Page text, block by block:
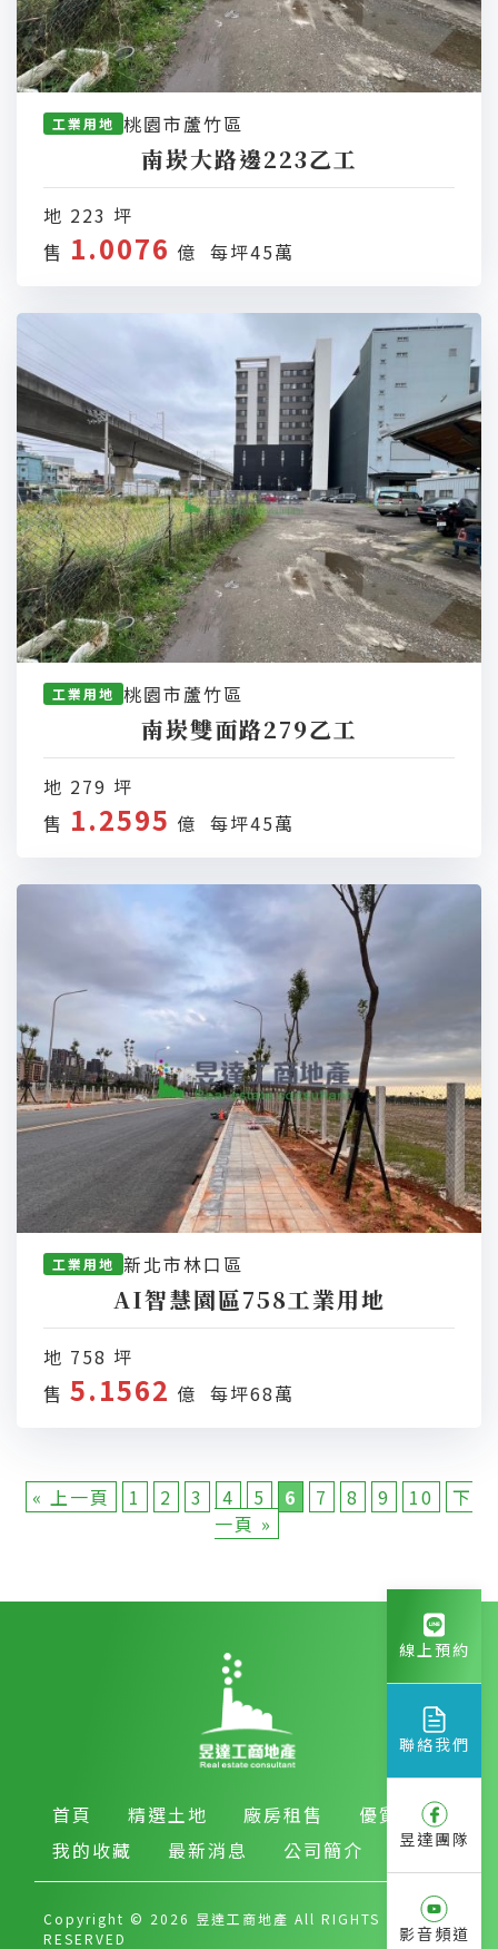
工業用地 桃園市蘆竹區
南崁大路邊223乙工
地 223 坪
售 1.0076 億 每坪45萬
工業用地 桃園市蘆竹區
南崁雙面路279乙工
地 279 坪
售 1.2595 億 每坪45萬
工業用地 新北市林口區
AI智慧園區758工業用地
地 758 坪
售 5.1562 億 每坪68萬
« 上一頁 1 2 3 4 5 6 7 8 9 10
下
一頁 »
首頁 精選土地 廠房租售
優質房產
我的收藏
最新消息 公司簡介
Copyright © 2026 昱達工商地產 All RIGHTS
RESERVED
線上預約
聯絡我們
昱達團隊
影音頻道